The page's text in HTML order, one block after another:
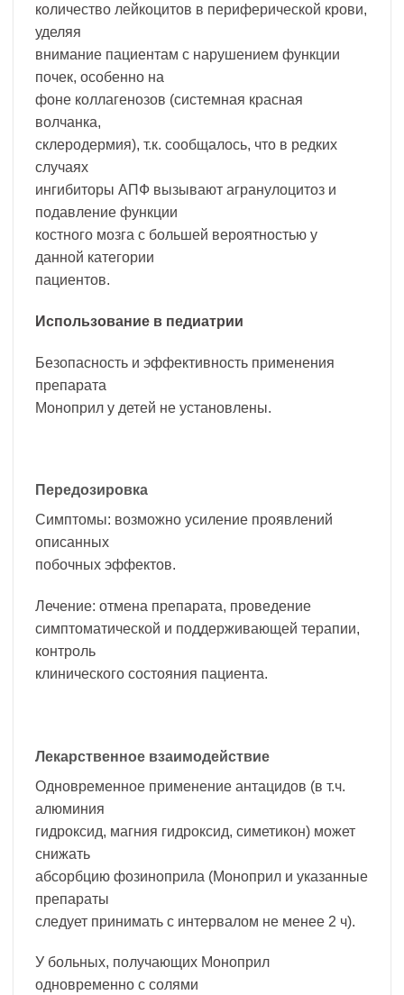
количество лейкоцитов в периферической крови,
уделяя
внимание пациентам с нарушением функции
почек, особенно на
фоне коллагенозов (системная красная
волчанка,
склеродермия), т.к. сообщалось, что в редких
случаях
ингибиторы АПФ вызывают агранулоцитоз и
подавление функции
костного мозга с большей вероятностью у
данной категории
пациентов.
Использование в педиатрии
Безопасность и эффективность применения
препарата
Моноприл у детей не установлены.
Передозировка
Симптомы: возможно усиление проявлений
описанных
побочных эффектов.
Лечение: отмена препарата, проведение
симптоматической и поддерживающей терапии,
контроль
клинического состояния пациента.
Лекарственное взаимодействие
Одновременное применение антацидов (в т.ч.
алюминия
гидроксид, магния гидроксид, симетикон) может
снижать
абсорбцию фозиноприла (Моноприл и указанные
препараты
следует принимать с интервалом не менее 2 ч).
У больных, получающих Моноприл
одновременно с солями